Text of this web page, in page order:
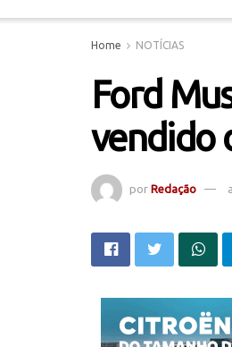
Home NOTÍCIAS
Ford
vendido
por Redação